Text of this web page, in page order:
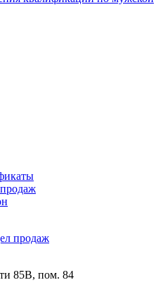
продаж
85В, пом. 84